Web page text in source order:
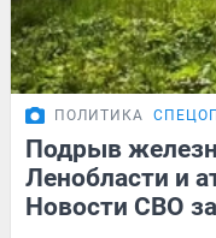
ПОЛИТИКА
Подрыв
Ленобласти и
Новости СВО